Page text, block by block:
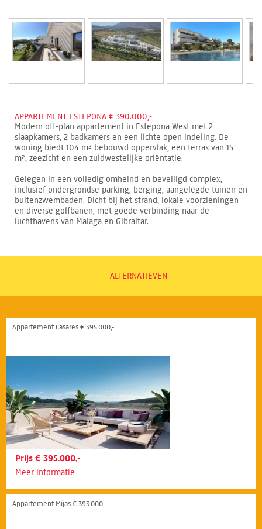
APPARTEMENT ESTEPONA € 390.000,-
Modern off-plan appartement in Estepona West met 2
slaapkamers, 2 badkamers en een lichte open indeling. De
woning biedt 104 m² bebouwd oppervlak, een terras van 15
m², zeezicht en een zuidwestelijke oriëntatie.
Gelegen in een volledig omheind en beveiligd complex,
inclusief ondergrondse parking, berging, aangelegde tuinen en
buitenzwembaden. Dicht bij het strand, lokale voorzieningen
en diverse golfbanen, met goede verbinding naar de
luchthavens van Malaga en Gibraltar.
ALTERNATIEVEN
Appartement Casares € 395.000,-
Prijs € 395.000,-
Meer informatie
Appartement Mijas € 393.000,-